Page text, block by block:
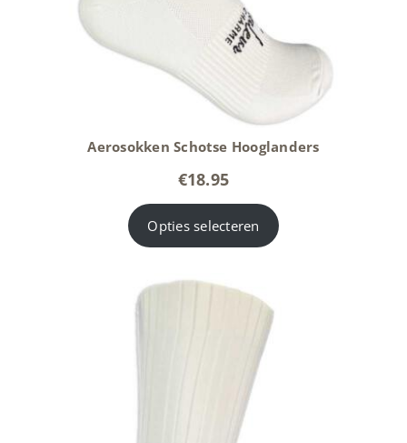
Aerosokken Schotse Hooglanders
€18.95
Opties selecteren